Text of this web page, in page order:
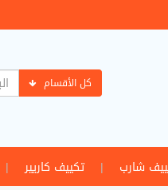
كل الأقسام
شارب | تكييف كاريير |